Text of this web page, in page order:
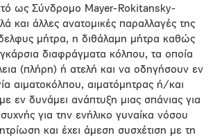
ως Σύνδρομο Mayer-Rokitansky-
και άλλες ανατομικές παραλλαγές της
μήτρα, η διθάλαμη μήτρα καθώς
διαφράγματα κόλπου, τα οποία
(πλήρη) ή ατελή και να οδηγήσουν εν
αιματοκόλπου, αιματόμητρας ή/και
εν δυνάμει ανάπτυξη μιας σπάνιας για
για την ενήλικο γυναίκα νόσου
και έχει άμεση συσχέτιση με τη